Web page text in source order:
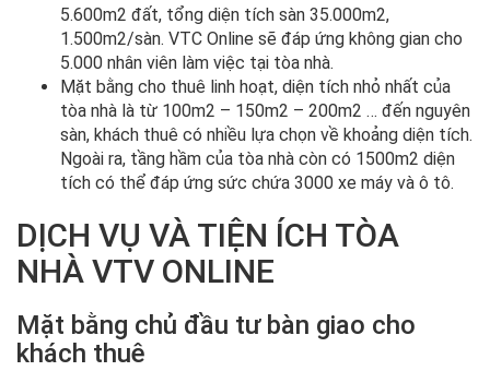
5.600m2 đất, tổng diện tích sàn 35.000m2,
1.500m2/sàn. VTC Online sẽ đáp ứng không gian cho
5.000 nhân viên làm việc tại tòa nhà.
Mặt bằng cho thuê linh hoạt, diện tích nhỏ nhất của
tòa nhà là từ 100m2 – 150m2 – 200m2 … đến nguyên
sàn, khách thuê có nhiều lựa chọn về khoảng diện tích.
Ngoài ra, tầng hầm của tòa nhà còn có 1500m2 diện
tích có thể đáp ứng sức chứa 3000 xe máy và ô tô.
DỊCH VỤ VÀ TIỆN ÍCH TÒA
NHÀ VTV ONLINE
Mặt bằng chủ đầu tư bàn giao cho
khách thuê